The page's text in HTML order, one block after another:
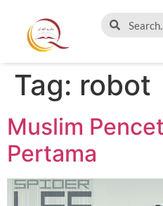
Tag: robot
Muslim
Pertama